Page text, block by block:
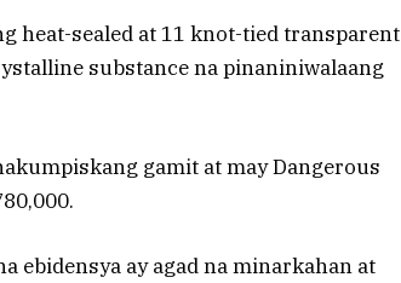
heat-sealed at 11 knot-tied transparent
substance na pinaniniwalaang
gamit at may Dangerous
ebidensya ay agad na minarkahan at